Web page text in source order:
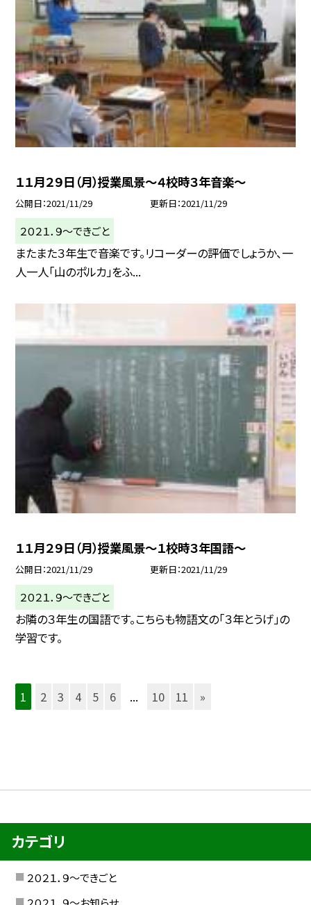
１１月２９日（月）授業風景〜４校時３年音楽〜
公開日 2021/11/29 更新日 2021/11/29
２０２１．９〜できごと
またまた３年生で音楽です。リコーダーの評価でしょうか、一
人一人「山のポルカ」をふ...
１１月２９日（月）授業風景〜１校時３年国語〜
公開日 2021/11/29 更新日 2021/11/29
２０２１．９〜できごと
お隣の３年生の国語です。こちらも物語文の「３年とうげ」の
学習です。
1 2 3 4 5 6 ... 10 11 »
カテゴリ
２０２１．９〜できごと